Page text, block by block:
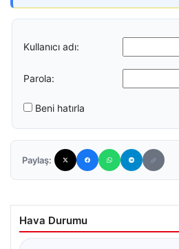
Kullanıcı adı:
Parola:
Beni hatırla
Paylaş:
Hava Durumu